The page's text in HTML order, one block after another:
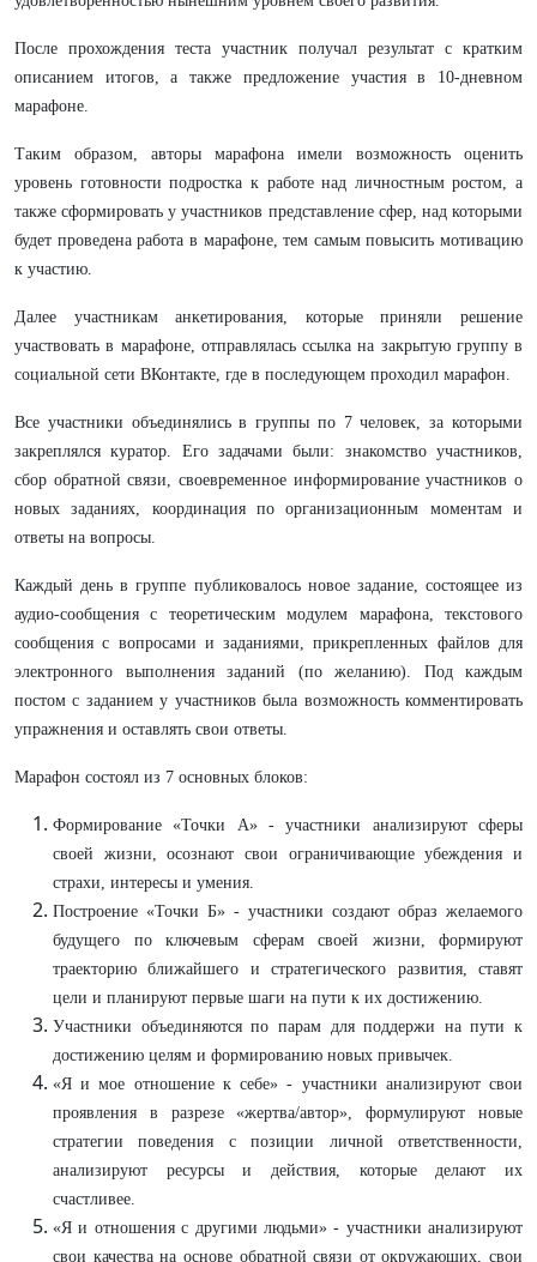
После прохождения теста участник получал результат с кратким
описанием итогов, а также предложение участия в 10-дневном
марафоне.
Таким образом, авторы марафона имели возможность оценить
уровень готовности подростка к работе над личностным ростом, а
также сформировать у участников представление сфер, над которыми
будет проведена работа в марафоне, тем самым повысить мотивацию
к участию.
Далее участникам анкетирования, которые приняли решение
участвовать в марафоне, отправлялась ссылка на закрытую группу в
социальной сети ВКонтакте, где в последующем проходил марафон.
Все участники объединялись в группы по 7 человек, за которыми
закреплялся куратор. Его задачами были: знакомство участников,
сбор обратной связи, своевременное информирование участников о
новых заданиях, координация по организационным моментам и
ответы на вопросы.
Каждый день в группе публиковалось новое задание, состоящее из
аудио-сообщения с теоретическим модулем марафона, текстового
сообщения с вопросами и заданиями, прикрепленных файлов для
электронного выполнения заданий (по желанию). Под каждым
постом с заданием у участников была возможность комментировать
упражнения и оставлять свои ответы.
Марафон состоял из 7 основных блоков:
Формирование «Точки А» - участники анализируют сферы
своей жизни, осознают свои ограничивающие убеждения и
страхи, интересы и умения.
Построение «Точки Б» - участники создают образ желаемого
будущего по ключевым сферам своей жизни, формируют
траекторию ближайшего и стратегического развития, ставят
цели и планируют первые шаги на пути к их достижению.
Участники объединяются по парам для поддержи на пути к
достижению целям и формированию новых привычек.
«Я и мое отношение к себе» - участники анализируют свои
проявления в разрезе «жертва/автор», формулируют новые
стратегии поведения с позиции личной ответственности,
анализируют ресурсы и действия, которые делают их
счастливее.
«Я и отношения с другими людьми» - участники анализируют
свои качества на основе обратной связи от окружающих, свои